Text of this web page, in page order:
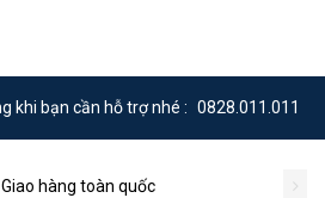
khi bạn cần hỗ trợ nhé : 0828.011.011
Giao hàng toàn quốc